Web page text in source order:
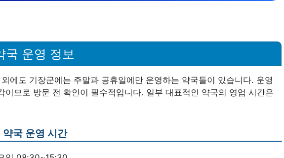
국 운영 정보
에도 기장군에는 주말과 공휴일에만 운영하는 약국들이 있습니다. 운영
이므로 방문 전 확인이 필수적입니다. 일부 대표적인 약국의 영업 시간은
약국 운영 시간